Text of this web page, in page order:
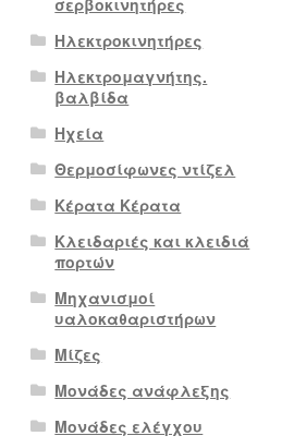
Ηλεκτροκινητήρες
Ηλεκτρομαγνήτης.
βαλβίδα
Ηχεία
Θερμοσίφωνες ντίζελ
Κέρατα Κέρατα
Κλειδαριές και κλειδιά
πορτών
Μηχανισμοί
υαλοκαθαριστήρων
Μίζες
Μονάδες ανάφλεξης
Μονάδες ελέγχου